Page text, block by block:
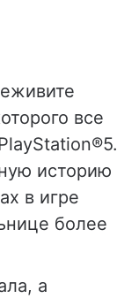
все
историю
в игре
более
а